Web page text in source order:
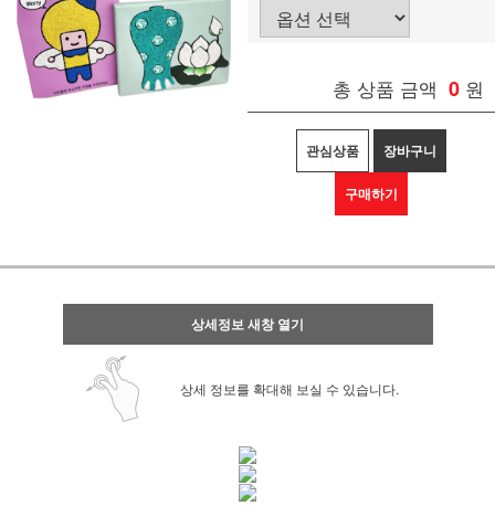
총 상품 금액 0 원
관심상품 장바구니
구매하기
상세정보 새창 열기
상세 정보를 확대해 보실 수 있습니다.